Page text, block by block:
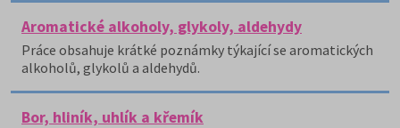
Aromatické alkoholy, glykoly, aldehydy
Práce obsahuje krátké poznámky týkající se aromatických
alkoholů, glykolů a aldehydů.
Bor, hliník, uhlík a křemík